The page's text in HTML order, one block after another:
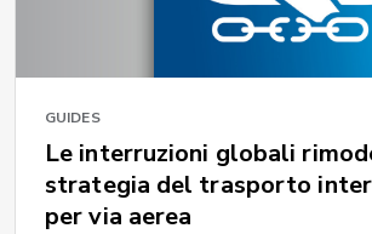
GUIDES
Le interruzioni globali
strategia del trasporto
per via aerea